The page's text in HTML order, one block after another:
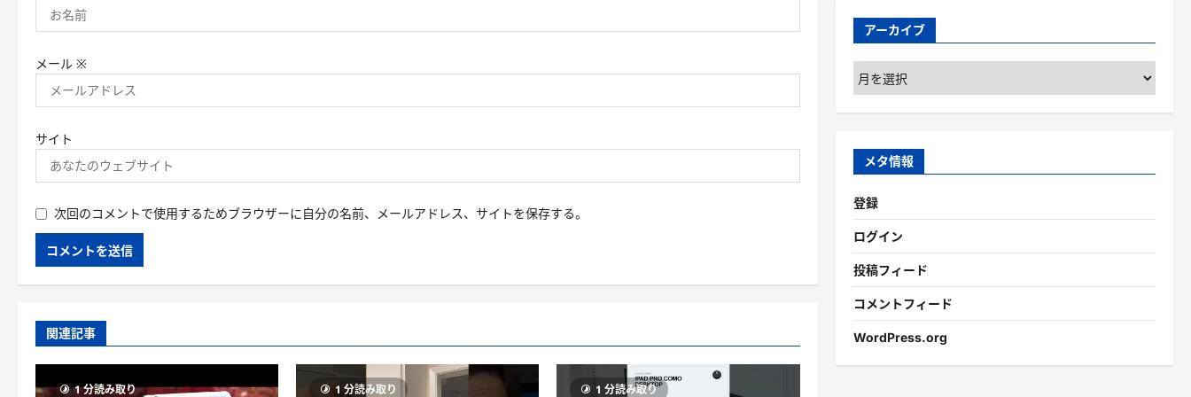
メール ※
サイト
次回のコメントで使用するためブラウザーに自分の名前、メールアドレス、サイトを保存する。
関連記事
1 分読み取り 1 分読み取り 1 分読み取り
アーカイブ
ア
ー
カ
ブ
メタ情報
登録
ログイン
投稿フィード
コメントフィード
WordPress.org